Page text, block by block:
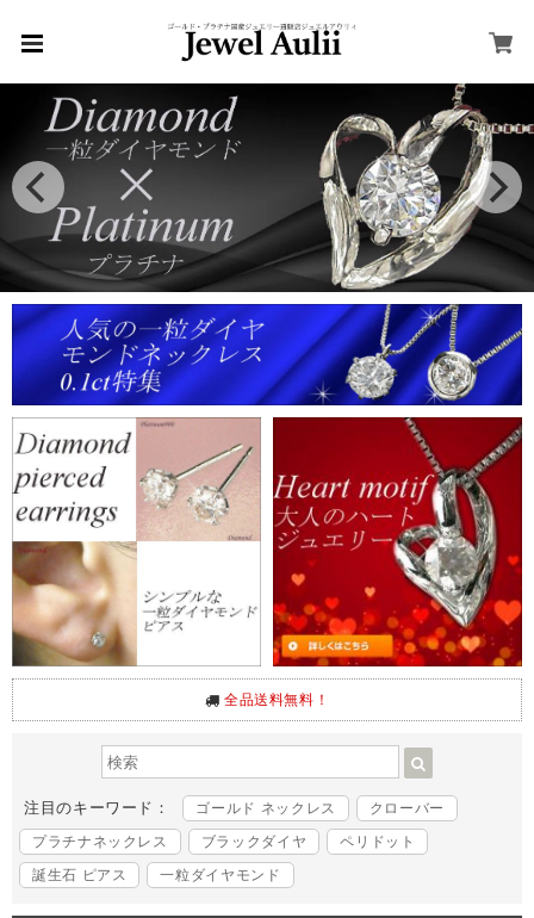
全品送料無料！
注目のキーワード： ゴールド ネックレス
クローバー
プラチナネックレス
ブラックダイヤ
ペリドット
誕生石 ピアス
一粒ダイヤモンド